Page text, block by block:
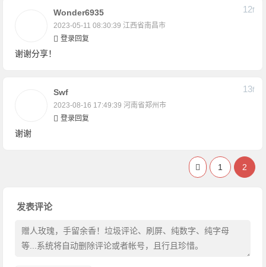
Wonder6935
2023-05-11 08:30:39 江西省南昌市
12F
登录回复
谢谢分享！
Swf
2023-08-16 17:49:39 河南省郑州市
13F
登录回复
谢谢
1 2
发表评论